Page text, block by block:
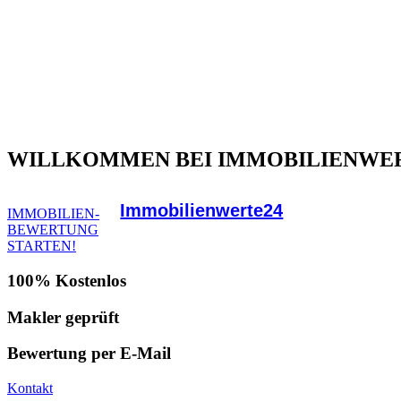
Immobilienwerte24
WILLKOMMEN BEI
IMMOBILIEN-
BEWERTUNG
STARTEN!
100% Kostenlos
Makler geprüft
Bewertung per E-Mail
Kontakt